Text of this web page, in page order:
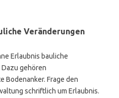
Veränderungen
Erlaubnis bauliche
gehören
Bodenanker. Frage den
schriftlich um Erlaubnis.